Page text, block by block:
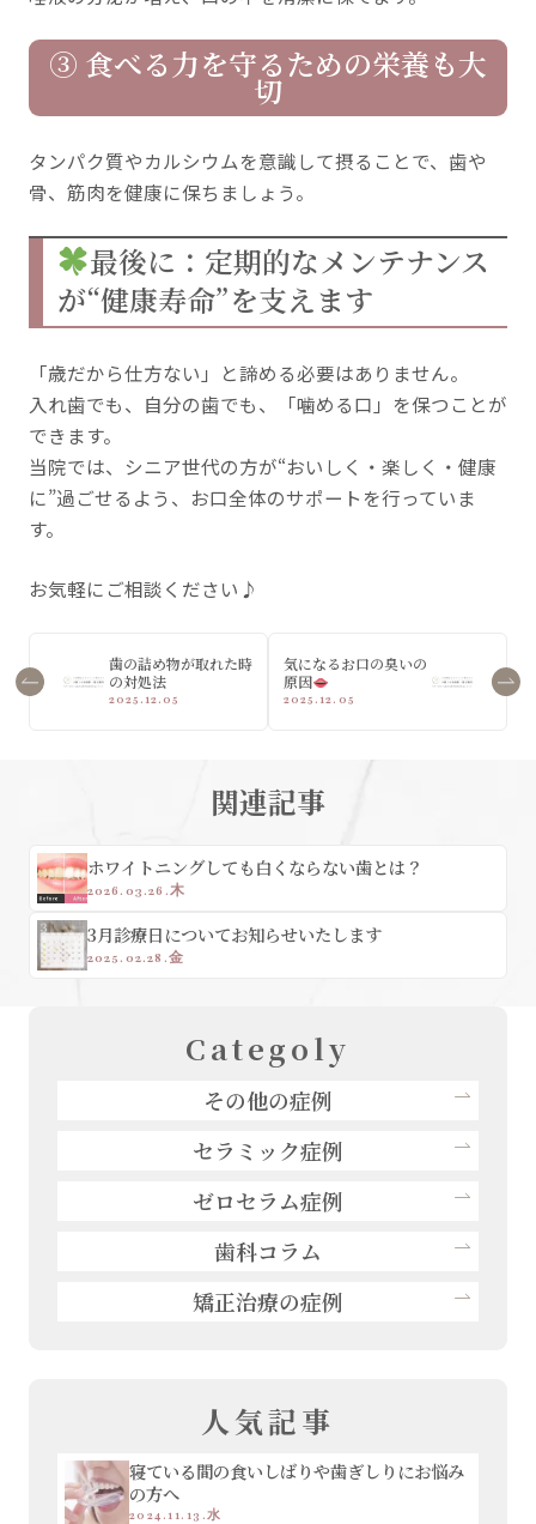
③ 食べる力を守るための栄養も大
切
タンパク質やカルシウムを意識して摂ることで、歯や
骨、筋肉を健康に保ちましょう。
最後に：定期的なメンテナンス
が“健康寿命”を支えます
「歳だから仕方ない」と諦める必要はありません。
入れ歯でも、自分の歯でも、「噛める口」を保つことが
できます。
当院では、シニア世代の方が“おいしく・楽しく・健康
に”過ごせるよう、お口全体のサポートを行っていま
す。
お気軽にご相談ください♪
歯の詰め物が取れた時
の対処法
2025.12.05
気になるお口の臭いの
原因
2025.12.05
関連記事
ホワイトニングしても白くならない歯とは？
2026.03.26.木
3月診療日についてお知らせいたします
2025.02.28.金
Categoly
その他の症例
セラミック症例
ゼロセラム症例
歯科コラム
矯正治療の症例
人気記事
寝ている間の食いしばりや歯ぎしりにお悩み
の方へ
2024.11.13.水